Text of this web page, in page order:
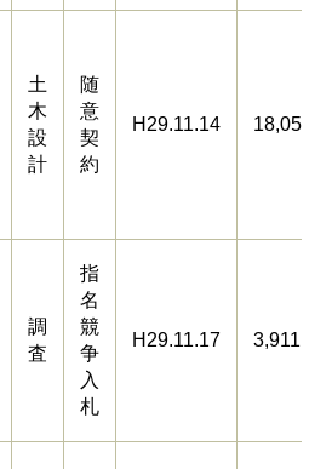
土
木
設
計
随
意
契
約
H29.11.14
調
査
指
名
競
争
入
札
H29.11.17